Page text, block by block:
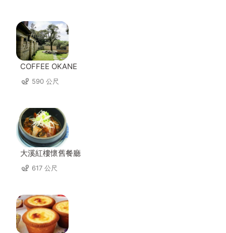
COFFEE OKANE
590 公尺
大溪紅樓懷舊餐廳
617 公尺